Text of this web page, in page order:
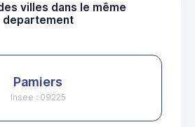
villes dans le même
departement
Pamiers
Insee : 09225